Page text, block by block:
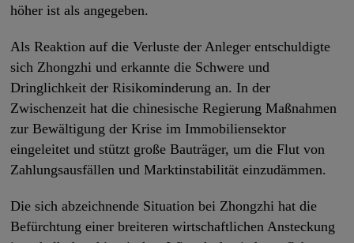
höher ist als angegeben.
Als Reaktion auf die Verluste der Anleger entschuldigte
sich Zhongzhi und erkannte die Schwere und
Dringlichkeit der Risikominderung an. In der
Zwischenzeit hat die chinesische Regierung Maßnahmen
zur Bewältigung der Krise im Immobiliensektor
eingeleitet und stützt große Bauträger, um die Flut von
Zahlungsausfällen und Marktinstabilität einzudämmen.
Die sich abzeichnende Situation bei Zhongzhi hat die
Befürchtung einer breiteren wirtschaftlichen Ansteckung